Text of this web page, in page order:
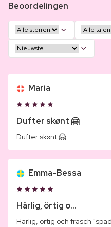
Beoordelingen
Maria
Dufter skønt 🤗
Dufter skønt 🤗
Emma-Bessa
Härlig, örtig o...
Härlig, örtig och fräsch